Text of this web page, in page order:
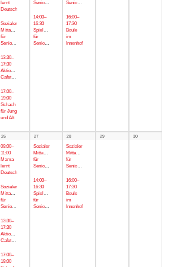
lernt
Deutsch
Sozialer
Mittagstisch
für
Senior*innen
13:30–
17:30
Aktionstag
Cafeteria
17:00–
19:00
Schach
für Jung
und Alt
Senior*innen
14:00–
16:30
Spielenachmittag
für
Senior*innen
Senior*innen
16:00–
17:30
Boule
im
Innenhof
26
09:00–
11:00
Mama
lernt
Deutsch
Sozialer
Mittagstisch
für
Senior*innen
13:30–
17:30
Aktionstag
Cafeteria
17:00–
19:00
27
Sozialer
Mittagstisch
für
Senior*innen
14:00–
16:30
Spielenachmittag
für
Senior*innen
28
Sozialer
Mittagstisch
für
Senior*innen
16:00–
17:30
Boule
im
Innenhof
29 30